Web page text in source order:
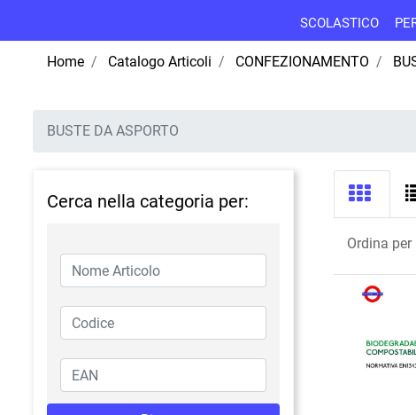
SCOLASTICO
Home Catalogo Articoli CONFEZIONAMENTO
BUSTE DA ASPORTO
Cerca nella categoria per:
Ordina per